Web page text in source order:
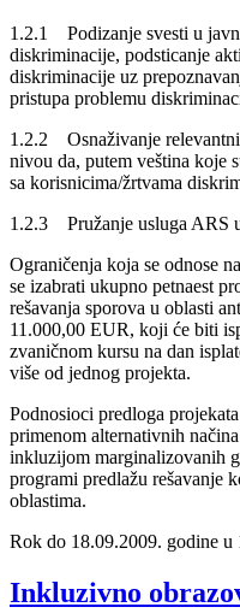
1.2.1 Podizanje svesti u
diskriminacije, podsticanje
diskriminacije uz
pristupa problemu
1.2.2 Osnaživanje
nivou da, putem veština koje
sa korisnicima/žrtvama
1.2.3 Pružanje usluga ARS
Ograničenja koja se odnose
se izabrati ukupno petnaest
rešavanja sporova u oblasti
11.000,00 EUR, koji će biti
zvaničnom kursu na dan
više od jednog projekta.
Podnosioci predloga
primenom alternativnih
inkluzijom marginalizovanih
programi predlažu rešavanje
oblastima.
Rok do 18.09.2009. godine u
Inkluzivno